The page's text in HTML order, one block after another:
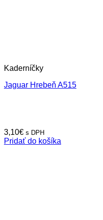
Kaderníčky
Jaguar Hrebeň A515
3,10€ s DPH
Pridať do košíka